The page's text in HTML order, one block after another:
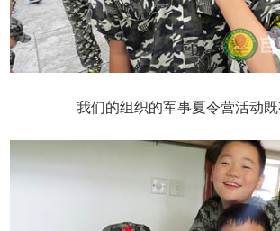
我们的组织的军事夏令营活动